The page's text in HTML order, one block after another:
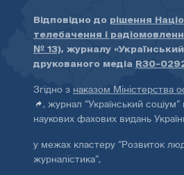
Відповідно до рішення
телебачення і
№ 13), журналу
друкованого медіа R30-
Згідно з наказом Міністерства
, журнал “Український
наукових фахових видань
у межах кластеру “Розвиток
журналістика”,